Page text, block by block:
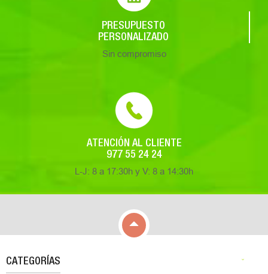
PRESUPUESTO
PERSONALIZADO
Sin compromiso
ATENCIÓN AL CLIENTE
977 55 24 24
L-J: 8 a 17:30h y V: 8 a 14:30h

CATEGORÍAS 